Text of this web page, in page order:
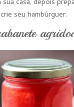
casa, depois
seu hambúrguer.